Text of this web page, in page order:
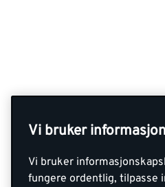
Vi bruker
Vi bruker
fungere ordentlig, tilpasse